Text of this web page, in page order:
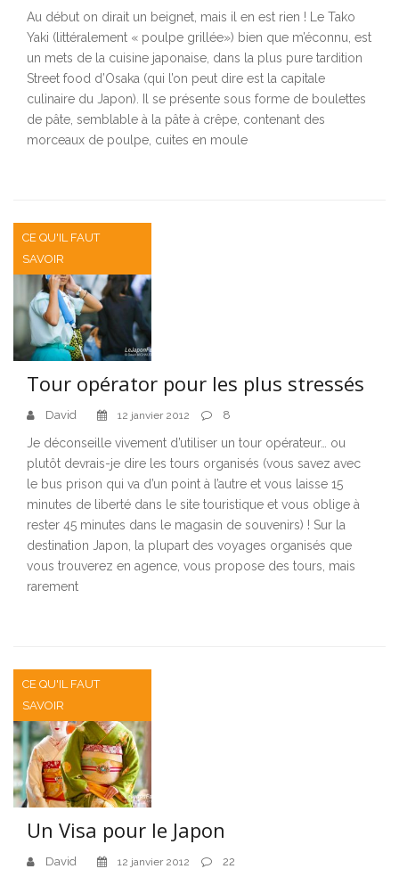
Au début on dirait un beignet, mais il en est rien ! Le Tako
Yaki (littéralement « poulpe grillée») bien que m’éconnu, est
un mets de la cuisine japonaise, dans la plus pure tardition
Street food d’Osaka (qui l’on peut dire est la capitale
culinaire du Japon). Il se présente sous forme de boulettes
de pâte, semblable à la pâte à crêpe, contenant des
morceaux de poulpe, cuites en moule
CE QU'IL FAUT
SAVOIR
Tour opérator pour les plus stressés
David 12 janvier 2012 8
Je déconseille vivement d’utiliser un tour opérateur… ou
plutôt devrais-je dire les tours organisés (vous savez avec
le bus prison qui va d’un point à l’autre et vous laisse 15
minutes de liberté dans le site touristique et vous oblige à
rester 45 minutes dans le magasin de souvenirs) ! Sur la
destination Japon, la plupart des voyages organisés que
vous trouverez en agence, vous propose des tours, mais
rarement
CE QU'IL FAUT
SAVOIR
Un Visa pour le Japon
David 12 janvier 2012 22